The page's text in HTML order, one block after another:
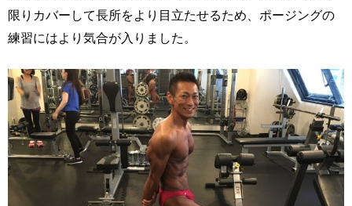
限りカバーして長所をより目立たせるため、ポージングの
練習にはより気合が入りました。